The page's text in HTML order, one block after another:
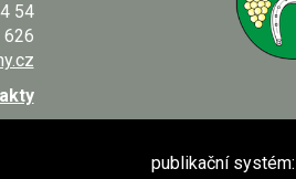
54
626
publikační systém: